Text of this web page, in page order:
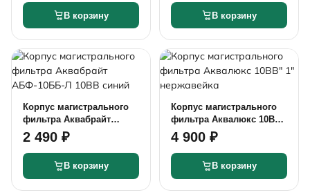
В корзину В корзину
Корпус магистрального
фильтра Аквабрайт
АБФ-10ББ-Л 10BB синий
2 490 ₽
В корзину
Корпус магистрального
фильтра Аквалюкс 10BB"
1" нержавейка
4 900 ₽
В корзину